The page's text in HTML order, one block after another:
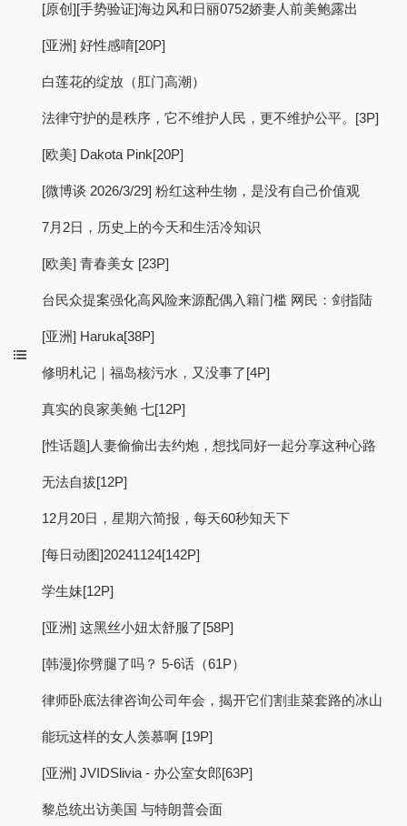
[原创][手势验证]海边风和日丽0752娇妻人前美鲍露出
[亚洲] 好性感唷[20P]
白莲花的绽放（肛门高潮）
法律守护的是秩序，它不维护人民，更不维护公平。[3P]
[欧美] Dakota Pink[20P]
[微博谈 2026/3/29] 粉红这种生物，是没有自己价值观
7月2日，历史上的今天和生活冷知识
[欧美] 青春美女 [23P]
台民众提案强化高风险来源配偶入籍门槛 网民：剑指陆
[亚洲] Haruka[38P]
修明札记｜福岛核污水，又没事了[4P]
真实的良家美鲍 七[12P]
[性话题]人妻偷偷出去约炮，想找同好一起分享这种心路
无法自拔[12P]
12月20日，星期六简报，每天60秒知天下
[每日动图]20241124[142P]
学生妹[12P]
[亚洲] 这黑丝小妞太舒服了[58P]
[韩漫]你劈腿了吗？ 5-6话（61P）
律师卧底法律咨询公司年会，揭开它们割韭菜套路的冰山
能玩这样的女人羡慕啊 [19P]
[亚洲] JVIDSlivia - 办公室女郎[63P]
黎总统出访美国 与特朗普会面